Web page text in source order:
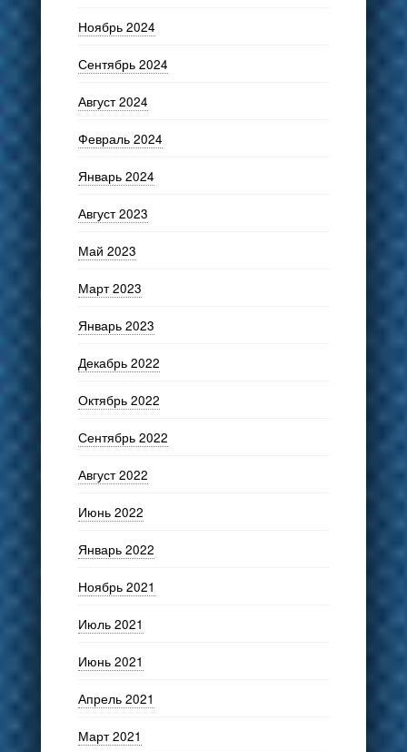
Ноябрь 2024
Сентябрь 2024
Август 2024
Февраль 2024
Январь 2024
Август 2023
Май 2023
Март 2023
Январь 2023
Декабрь 2022
Октябрь 2022
Сентябрь 2022
Август 2022
Июнь 2022
Январь 2022
Ноябрь 2021
Июль 2021
Июнь 2021
Апрель 2021
Март 2021